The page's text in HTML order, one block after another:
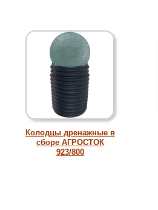
Колодцы дренажные в
сборе АГРОСТОК
923/800